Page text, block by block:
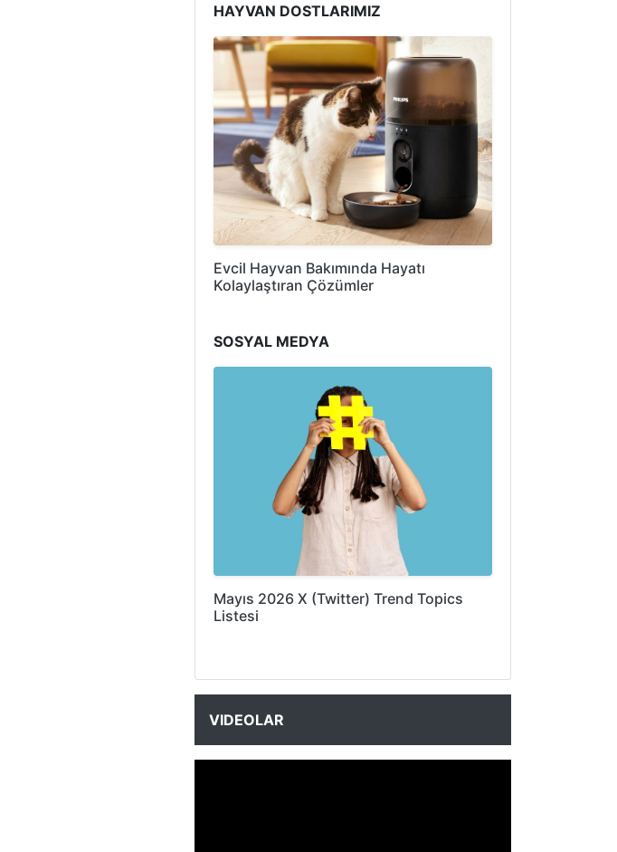
HAYVAN DOSTLARIMIZ
Evcil Hayvan Bakımında Hayatı
Kolaylaştıran Çözümler
SOSYAL MEDYA
Mayıs 2026 X (Twitter) Trend Topics
Listesi
VIDEOLAR